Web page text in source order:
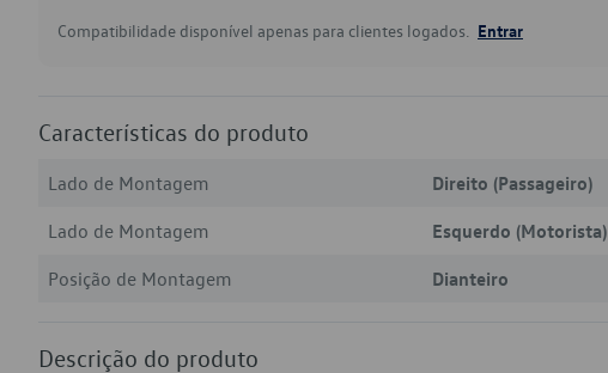
Compatibilidade disponível apenas para clientes logados. Entrar
Características do produto
Lado de Montagem
Direito (Passageiro)
Lado de Montagem
Esquerdo (Motorista)
Posição de Montagem
Dianteiro
Descrição do produto